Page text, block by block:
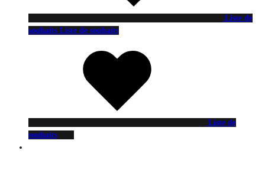
Liste de
souhaits Liste de souhaits
Liste de
souhaits